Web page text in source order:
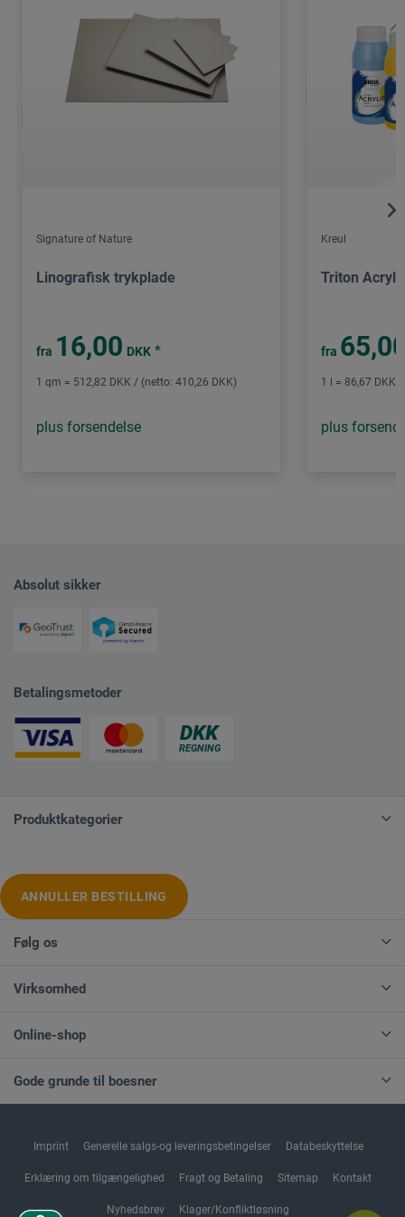
Signature of Nature
Linografisk trykplade
fra 16,00 DKK *
1 qm = 512,82 DKK / (netto: 410,26 DKK)
plus forsendelse
Kreul
Triton
fra
1 l = 86,67 DKK
plus
Absolut sikker
Betalingsmetoder
Produktkategorier
ANNULLER BESTILLING
Følg os
Virksomhed
Online-shop
Gode grunde til boesner
Imprint Generelle salgs-og leveringsbetingelser Databeskyttelse
Erklæring om tilgængelighed Fragt og Betaling Sitemap Kontakt
Nyhedsbrev Klager/Konfliktløsning